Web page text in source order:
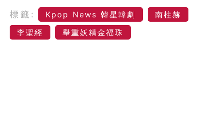
標籤: Kpop News 韓星韓劇
南柱赫
李聖經
舉重妖精金福珠